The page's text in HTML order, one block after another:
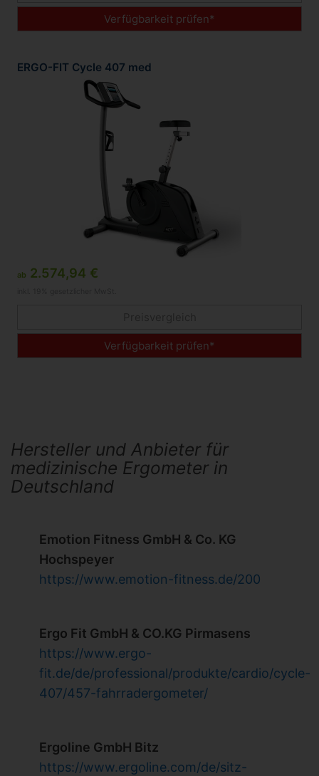
Verfügbarkeit prüfen*
ERGO-FIT Cycle 407 med
ab 2.574,94 €
Verfügbarkeit prüfen*
Hersteller und Anbieter für
medizinische Ergometer in
Deutschland
Emotion Fitness GmbH & Co. KG
Hochspeyer
https://www.emotion-fitness.de/200
Ergo Fit GmbH & CO.KG Pirmasens
https://www.ergo-
fit.de/de/professional/produkte/cardio/cycle-
407/457-fahrradergometer/
Ergoline GmbH Bitz
https://www.ergoline.com/de/sitz-